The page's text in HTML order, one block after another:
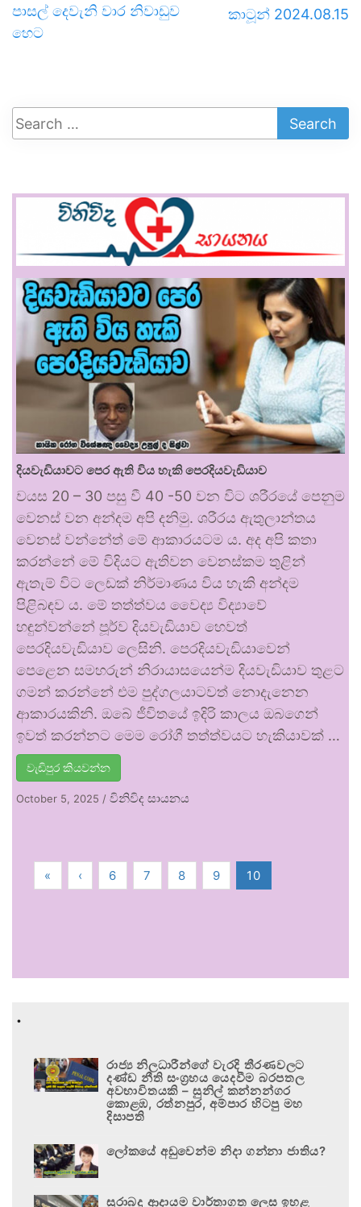
පාසල් දෙවැනි වාර නිවා­ඩුව
හෙට
කාටූන් 2024.08.15
දියවැඩියාවට පෙර ඇති විය හැකි පෙරදියවැඩියාව
වයස 20 – 30 පසු වී 40 -50 වන විට ශරීරයේ පෙනුම
වෙනස් වන අන්දම අපි දනිමු. ශරීරය ඇතුලාන්තය
වෙනස් වන්නේත් මේ ආකාරයටම ය. අද අපි කතා
කරන්නේ මේ විදියට ඇතිවන වෙනස්කම තුළින්
ඇතැම් විට ලෙඩක් නිර්මාණය විය හැකි අන්දම
පිළිබඳව ය. මේ තත්ත්වය වෛද්‍ය විද්‍යාවේ
හඳුන්වන්නේ පූර්ව දියවැඩියාව හෙවත්
පෙරදියවැඩියාව ලෙසිනි. පෙරදියවැඩියාවෙන්
පෙළෙන සමහරුන් නිරායාසයෙන්ම දියවැඩියාව තුළට
ගමන් කරන්නේ එම පුද්ගලයාටවත් නොදැනෙන
ආකාරයකිනි. ඔබේ ජීවිතයේ ඉදිරි කාලය ඔබගෙන්
ඉවත් කරන්නට මෙම රෝගී තත්ත්වයට හැකියාවක් …
වැඩිපුර කියවන්න
October 5, 2025 / විනිවිද සායනය
« ‹ 6 7 8 9 10
.
රාජ්‍ය නිලධාරීන්ගේ වැරදි තීරණවලට
දණ්ඩ නීති සංග්‍රහය යෙදවීම බරපතල
අවභාවිතයකි – සුනිල් කන්නන්ගර
කොළඹ, රත්නපුර, අම්පාර හිටපු මහ
දිසාපති
ලෝකයේ අඩුවෙන්ම නිදා ගන්නා ජාතිය?
සුරාබදු ආදායම වාර්තාගත ලෙස ඉහළ